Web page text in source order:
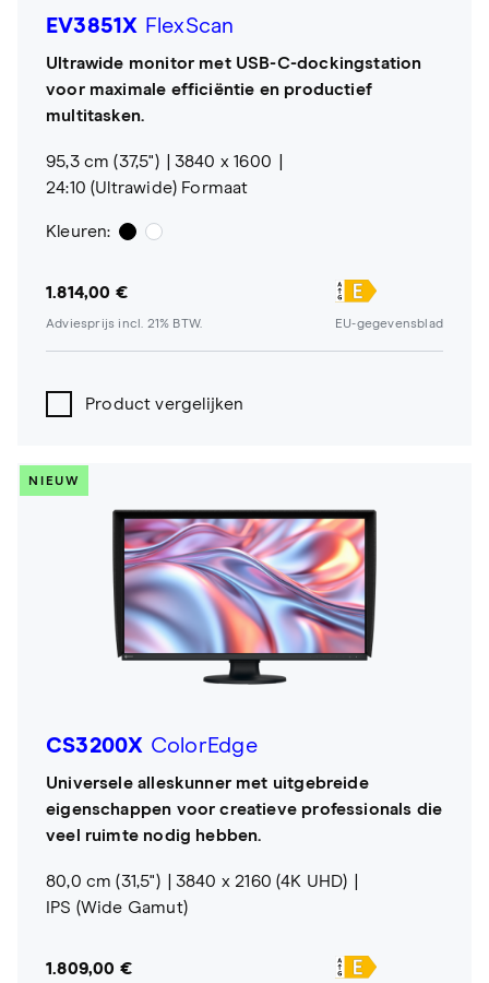
EV3851X FlexScan
Ultrawide monitor met USB-C-dockingstation
voor maximale efficiëntie en productief
multitasken.
95,3 cm (37,5")
3840 x 1600
24:10 (Ultrawide) Formaat
Kleuren:
1.814,00 €
Adviesprijs incl. 21% BTW. EU-gegevensblad
Product vergelijken
NIEUW
CS3200X ColorEdge
Universele alleskunner met uitgebreide
eigenschappen voor creatieve professionals die
veel ruimte nodig hebben.
80,0 cm (31,5")
3840 x 2160 (4K UHD)
IPS (Wide Gamut)
1.809,00 €